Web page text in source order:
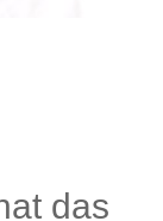
das